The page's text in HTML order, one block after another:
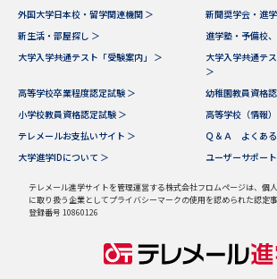
Ｑ＆Ａ よくあるご質問 大学進学IDに
お支払いについて
テレメール
お支払いサイト
個人情報取扱
訂正のご案内
外国大学日本校・留学関連機関 ＞
新聞奨学会・進
新生活・部屋探し ＞
進学塾・予備校
大学入学共通テスト「受験案内」 ＞
大学入学共通テ
＞
高等学校卒業程度認定試験 ＞
幼稚園教員資格
小学校教員資格認定試験 ＞
高等学校（情報
テレメールお支払いサイト ＞
Ｑ＆Ａ よくある
大学進学IDについて ＞
ユーザーサポー
テレメール進学サイトを管理運営する株式会社フロムページは、個
に取り扱う企業としてプライバシーマークの使用を認められた認定事
登録番号 10860126